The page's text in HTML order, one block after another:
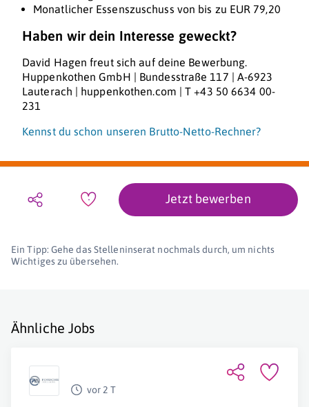
Monatlicher Essenszuschuss von bis zu EUR 79,20
Haben wir dein Interesse geweckt?
David Hagen freut sich auf deine Bewerbung.
Huppenkothen GmbH | Bundesstraße 117 | A-6923
Lauterach | huppenkothen.com | T +43 50 6634 00-
231
Kennst du schon unseren Brutto-Netto-Rechner?
Jetzt bewerben
Ein Tipp: Gehe das Stelleninserat nochmals durch, um nichts
Wichtiges zu übersehen.
Ähnliche Jobs
vor 2 T